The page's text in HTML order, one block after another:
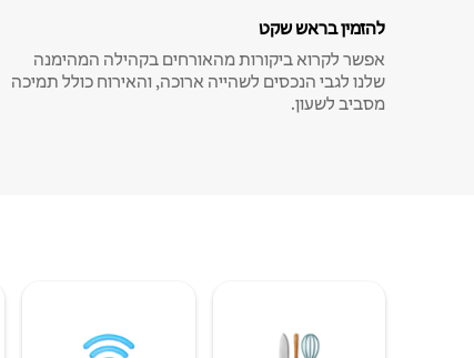
להזמין בראש שקט
אפשר לקרוא ביקורות מהאורחים בקהילה המהימנה
שלנו לגבי הנכסים לשהייה ארוכה, והאירוח כולל תמיכה
מסביב לשעון.